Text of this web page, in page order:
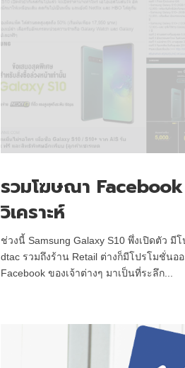
รวมโฆษณา
วิเคราะห์
ช่วงนี้ Samsung Galaxy S10 พึ่งเปิดตัว มี
dtac รวมถึงร้าน Retail ต่างก็มีโปรโมชั่นอ
Facebook ของเจ้าต่างๆ มาเป็นที่ระลึก...